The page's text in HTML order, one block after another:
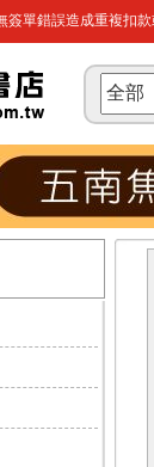
單錯誤造成重複扣